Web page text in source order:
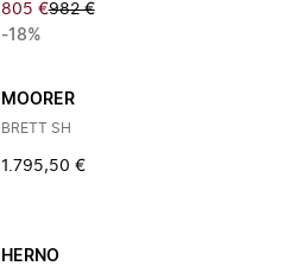
805 €982 €
-18%
MOORER
BRETT SH
1.795,50 €
HERNO